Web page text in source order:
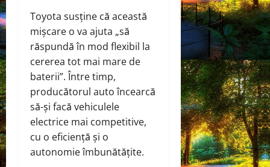
Toyota susține că această
mișcare o va ajuta „să
răspundă în mod flexibil la
cererea tot mai mare de
baterii”. Între timp,
producătorul auto încearcă
să-și facă vehiculele
electrice mai competitive,
cu o eficiență și o
autonomie îmbunătățite.